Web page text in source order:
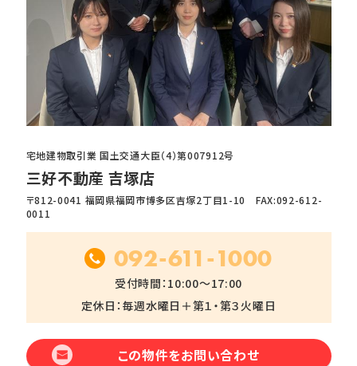
宅地建物取引業 国土交通大臣（4）第007912号
三好不動産 吉塚店
〒812-0041 福岡県福岡市博多区吉塚2丁目1-10 FAX:092-612-
0011
092-611-1000
受付時間：10:00～17:00
定休日：毎週水曜日＋第１・第３火曜日
この物件をお問い合わせ